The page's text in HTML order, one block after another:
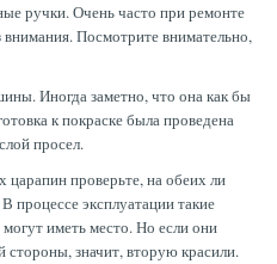
ручки. Очень часто при ремонте
внимания. Посмотрите внимательно,
Иногда заметно, что она как бы
к покраске была проведена
просел.
царапин проверьте, на обеих ли
процессе эксплуатации такие
иметь место. Но если они
стороны, значит, вторую красили.